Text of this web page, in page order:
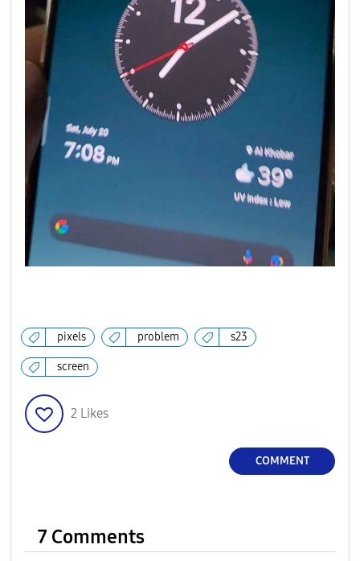
pixels problem s23
screen
2 Likes
COMMENT
7 Comments